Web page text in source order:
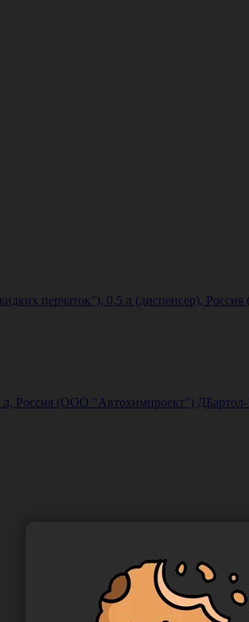
перчаток"), 0,5 л (диспенсер),
Россия (ООО "Автохимпроект")